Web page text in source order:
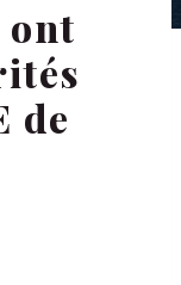
ont
de